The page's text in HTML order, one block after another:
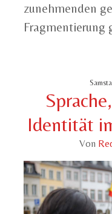
zunehmenden
Fragmentierung
Identität
Von